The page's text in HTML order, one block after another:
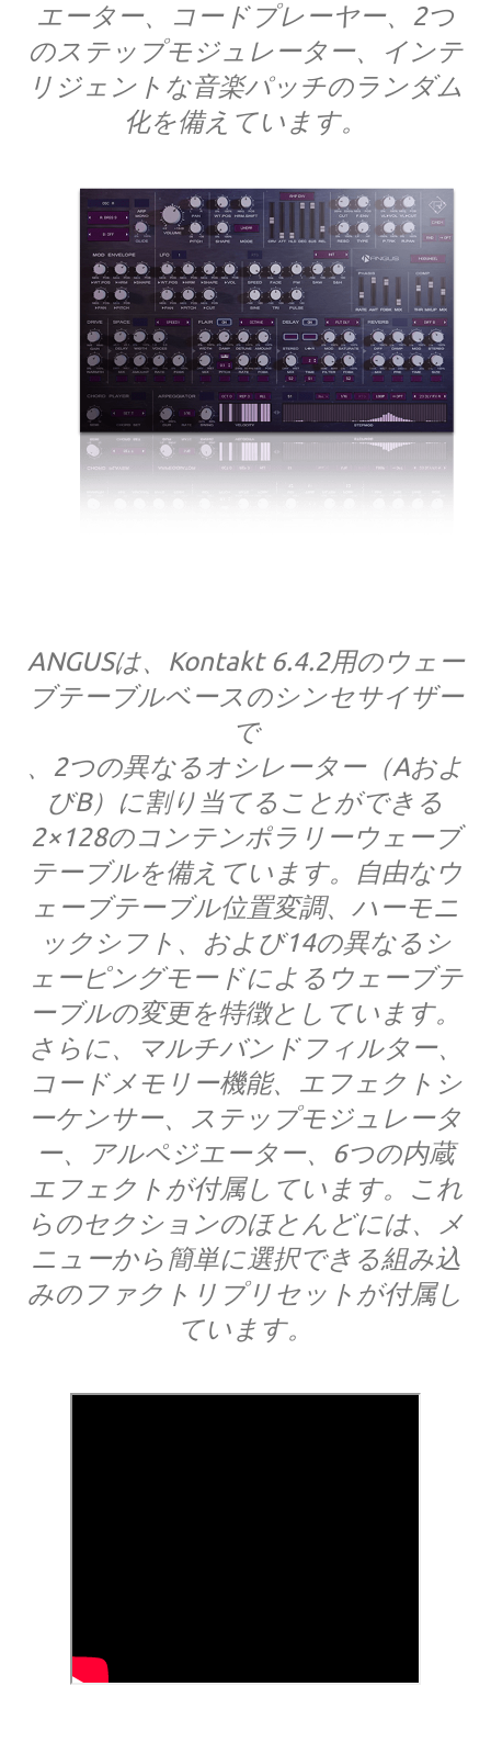
エーター、コードプレーヤー、2つ
のステップモジュレーター、インテ
リジェントな音楽パッチのランダム
化を備えています。
ANGUSは、Kontakt 6.4.2用のウェー
ブテーブルベースのシンセサイザー
で
、2つの異なるオシレーター（Aおよ
びB）に割り当てることができる
2×128のコンテンポラリーウェーブ
テーブルを備えています。自由なウ
ェーブテーブル位置変調、ハーモニ
ックシフト、および14の異なるシ
ェーピングモードによるウェーブテ
ーブルの変更を特徴としています。
さらに、マルチバンドフィルター、
コードメモリー機能、エフェクトシ
ーケンサー、ステップモジュレータ
ー、アルペジエーター、6つの内蔵
エフェクトが付属しています。これ
らのセクションのほとんどには、メ
ニューから簡単に選択できる組み込
みのファクトリプリセットが付属し
ています。